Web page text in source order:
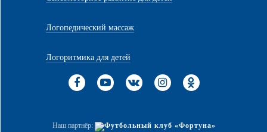
Логопедический массаж
Логоритмика для детей
Наш партнёр: